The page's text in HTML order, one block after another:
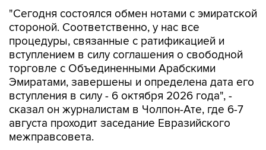
"Сегодня состоялся обмен нотами с эмиратской
стороной. Соответственно, у нас все
процедуры, связанные с ратификацией и
вступлением в силу соглашения о свободной
торговле с Объединенными Арабскими
Эмиратами, завершены и определена дата его
вступления в силу - 6 октября 2026 года", -
сказал он журналистам в Чолпон-Ате, где 6-7
августа проходит заседание Евразийского
межправсовета.